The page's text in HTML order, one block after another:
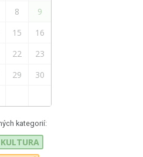
8
9
15
16
22
23
29
30
kategorií:
KULTURA